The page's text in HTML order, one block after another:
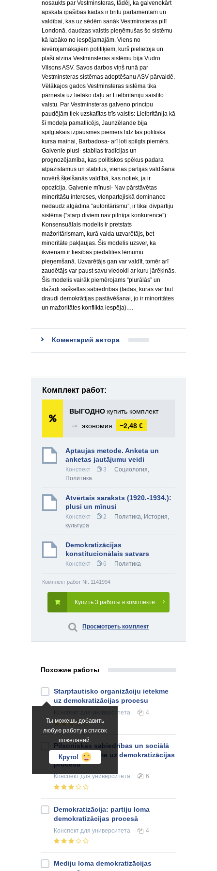
nosaukts par Vestminsteras, tādēļ, ka galvenokārt
apskata īpašības kādas ir britu parlamentam un
valdībai, kas uz sēdēm sanāk Vestminsteras pilī
Londonā. daudzas valstis pieņēmušas šo sistēmu
kā labāko no iespējamajām. Viens no
ievērojamākajiem politiķiem, kurš pielietoja un
plaši atzina Vestminsteras sistēmu bija Vudro
Vilsons ASV. Savos darbos viņš runā par
Vestminsteras sistēmas adoptēšanu ASV pārvaldē.
Vēlākajos gados Vestminsteras sistēma tika
pārnesta uz lielāko daļu ar Lielbritāniju saistīto
valstu. Par Vestminsteras galveno principu
paudējām tiek uzskatītas trīs valstis: Lielbritānija kā
šī modeļa pamatlicējs, Jaunzēlande bija
spilgtākais izpausmes piemērs līdz tās politiskā
kursa maiņai, Barbadosa- arī ļoti spilgts piemērs.
Galvenie plusi- stabilas tradīcijas un
prognozējamība, kas politiskos spēkus padara
atpazīstamus un stabilus, vienas partijas valdīšana
novērš šķelšanās valdībā, kas notiek, ja ir
opozīcija. Galvenie mīnusi- Nav pārstāvētas
minoritāšu intereses, vienpartejiskā dominance
nedaudz atgādina “autoritārismu”, ir tikai divpartiju
sistēma (“starp diviem nav pilnīga konkurence”)
Konsensuālais modelis ir pretstats
mažoritārismam, kurā valda uzvarētājs, bet
minoritāte pakļaujas. Šis modelis uzsver, ka
ikvienam ir tiesības piedalīties lēmumu
pieņemšanā. Uzvarētājs gan var valdīt, tomēr arī
zaudētājs var paust savu viedokli ar kuru jārēķinās.
Šis modelis vairāk piemērojams “plurālās” un
dažādi sašķeltās sabiedrībās (tādās, kurās var būt
draudi demokrātijas pastāvēšanai, jo ir minoritātes
un mažoritātes konflikta iespēja).…
Коментарий автора
Комплект работ:
ВЫГОДНО купить комплект
➞
экономия −2,48 €
Aptaujas metode. Anketa un
anketas jautājumu veidi
Конспект 3 Социология,
Политика
Atvērtais saraksts (1920.-1934.):
plusi un mīnusi
Конспект 2 Политика, История,
культура
Demokratizācijas
konstitucionālais satvars
Конспект 6 Политика
Комплект работ Nr. 1141994
Купить 3 работы в комплекте
Просмотреть комплект
Похожие работы
Ты можешь добавить
любую работу в список
пожеланий.
Круто!
Starptautisko organizāciju ietekme
uz demokratizācijas procesu
для университета 4
Pilsoniskās sabiedrības un sociālā
kapitāla ietekme uz demokratizācijas
procesu
Конспектдля университета 6
Demokratizācija: partiju loma
demokratizācijas procesā
Конспект для университета 4
Mediju loma demokratizācijas